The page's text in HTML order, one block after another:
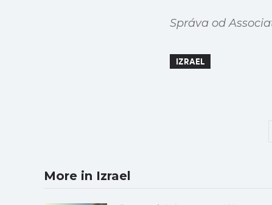
Správa od
IZRAEL
More in Izrael